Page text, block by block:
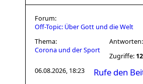
Forum:
Off-Topic: Über Gott und die Welt
Thema:
Corona und der Sport
Antworten:
Zugriffe:
06.08.2026, 18:23
Rufe den